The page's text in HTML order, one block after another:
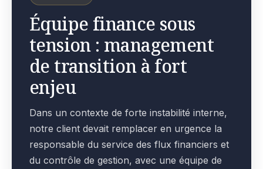
Équipe finance sous
tension : management
de transition à fort
enjeu
Dans un contexte de forte instabilité interne,
notre client devait remplacer en urgence la
responsable du service des flux financiers et
du contrôle de gestion, avec une équipe de